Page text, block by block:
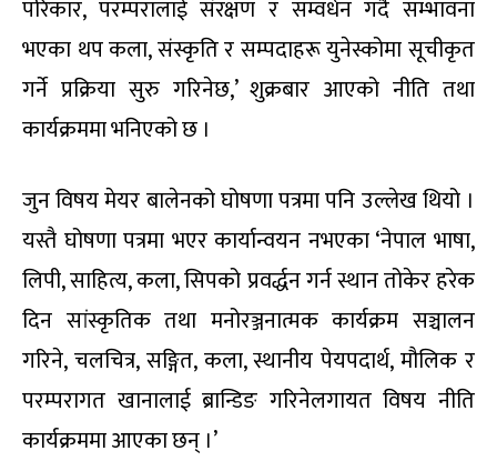
परिकार, परम्परालाई संरक्षण र सम्वर्धन गर्दै सम्भावना
भएका थप कला, संस्कृति र सम्पदाहरू युनेस्कोमा सूचीकृत
गर्ने प्रक्रिया सुरु गरिनेछ,’ शुक्रबार आएको नीति तथा
कार्यक्रममा भनिएको छ ।
जुन विषय मेयर बालेनको घोषणा पत्रमा पनि उल्लेख थियो ।
यस्तै घोषणा पत्रमा भएर कार्यान्वयन नभएका ‘नेपाल भाषा,
लिपी, साहित्य, कला, सिपको प्रवर्द्धन गर्न स्थान तोकेर हरेक
दिन सांस्कृतिक तथा मनोरञ्जनात्मक कार्यक्रम सञ्चालन
गरिने, चलचित्र, सङ्गित, कला, स्थानीय पेयपदार्थ, मौलिक र
परम्परागत खानालाई ब्रान्डिङ गरिनेलगायत विषय नीति
कार्यक्रममा आएका छन् ।’